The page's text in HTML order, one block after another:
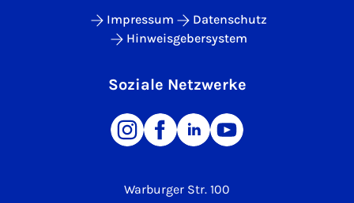
Warburger Str. 100
Impressum
Datenschutz
Hinweisgebersystem
Soziale Netzwerke